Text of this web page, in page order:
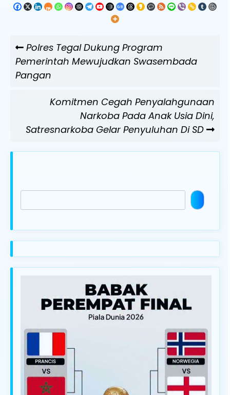
posPrevious
Post
Polres Tegal Dukung Program
Pemerintah Mewujudkan Swasembada
Pangan
Komitmen Cegah Penyalahgunaan
Narkoba Pada Anak Usia Dini,
Satresnarkoba Gelar Penyuluhan Di SD